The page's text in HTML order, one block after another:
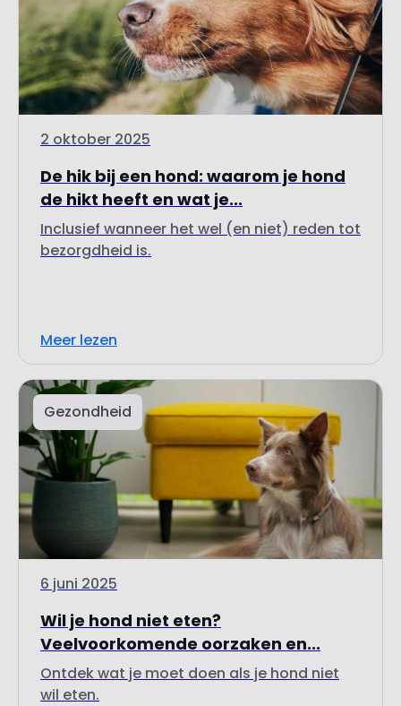
2 oktober 2025
De hik bij een hond: waarom je hond
de hikt heeft en wat je...
Inclusief wanneer het wel (en niet) reden tot
bezorgdheid is.
Meer lezen
Gezondheid
6 juni 2025
Wil je hond niet eten?
Veelvoorkomende oorzaken en...
Ontdek wat je moet doen als je hond niet
wil eten.